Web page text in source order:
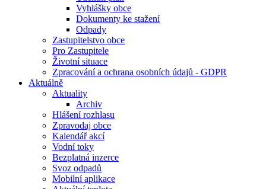
Vyhlášky obce
Dokumenty ke stažení
Odpady
Zastupitelstvo obce
Pro Zastupitele
Životní situace
Zpracování a ochrana osobních údajů - GDPR
Aktuálně
Aktuality
Archiv
Hlášení rozhlasu
Zpravodaj obce
Kalendář akcí
Vodní toky
Bezplatná inzerce
Svoz odpadů
Mobilní aplikace